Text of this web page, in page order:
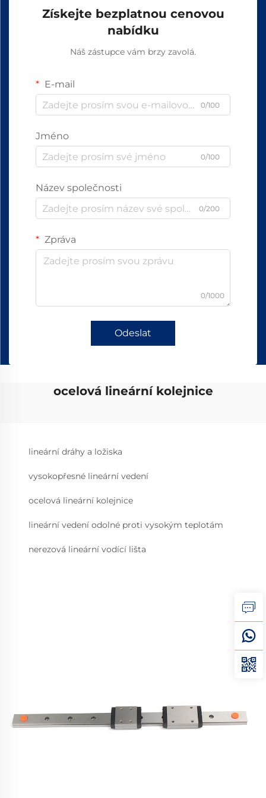
Získejte bezplatnou cenovou
nabídku
Náš zástupce vám brzy zavolá.
E-mail
0/100
Jméno
0/100
Název společnosti
0/200
Zpráva
0/1000
Odeslat
ocelová lineární kolejnice
lineární dráhy a ložiska
vysokopřesné lineární vedení
ocelová lineární kolejnice
lineární vedení odolné proti vysokým teplotám
nerezová lineární vodící lišta